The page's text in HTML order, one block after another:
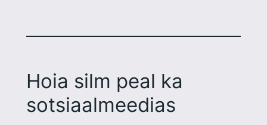
Hoia silm peal ka
sotsiaalmeedias